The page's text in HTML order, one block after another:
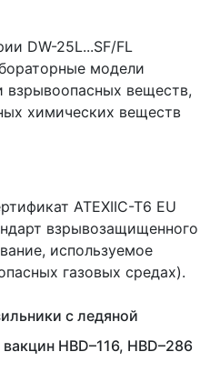
DW-25L...SF/FL
модели
взрывоопасных веществ,
химических веществ
ATEXIIC-T6 EU
взрывозащищенного
, используемое
газовых средах).
с ледяной
HBD–116, HBD–286